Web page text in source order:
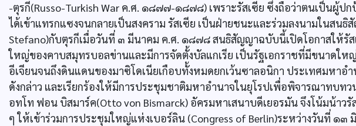
-ตุรกี(Russo-Turkish War ค.ศ. ๑๘๗๗-๑๘๗๘) เพราะรัสเซีย ซึ่งถือว่าตนเป็นผู้
ได้เข้าแทรกแซงจนกลายเป็นสงคราม รัสเซีย เป็นฝ่ายชนะและร่วมลงนามในสน
Stefano)กับตุรกีเมื่อวันที่ ๓ มีนาคม ค.ศ. ๑๘๗๘ สนธิสัญญาฉบับนี้เปิดโอกาสให้รั
ใหญ่ของคาบสมุทรบอลข่านและมีการจัดตั้งบัลแกเรีย เป็นรัฐเอกราชที่มีขนาดให
อีเจียนจนถึงดินแดนของมาซิโดเนียเกือบทั้งหมดยกเว้นซาลอนิกา ประเทศมหา
ดังกล่าว และเรียกร้องให้มีการประชุมชาติมหาอำนาจในยุโรปเพื่อพิจารณาทบท
อทโท ฟอน บิสมาร์ค(Otto von Bismarck) อัครมหาเสนาบดีเยอรมัน จึงโน้มน้าว
ๆ ให้เข้าร่วมการประชุมใหญ่แห่งเบอร์ลิน (Congress of Berlin)ระหว่างวันที่ ๑